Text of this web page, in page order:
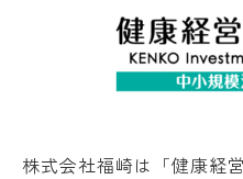
株式会社福崎は「健康経